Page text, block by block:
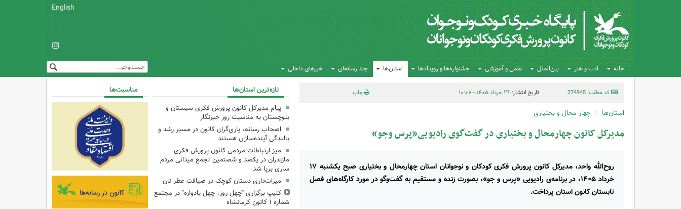
English
خانه ادب و هنر بین‌الملل علمی و آموزشی جشنواره‌ها و رویدادها استان‌ها چند رسانه‌ای خبرهای داخلی
کد مطلب: 374945 تاریخ انتشار:۲۶ خرداد ۱۴۰۵ - ۱۰:۰۷ چاپ
استان‌ها چهار محال و بختیاری
مدیرکل کانون چهارمحال و بختیاری در گفت‌گوی رادیویی«پرس وجو»
روح‌الله واحد، مدیرکل کانون پرورش فکری کودکان و نوجوانان استان چهارمحال و بختیاری صبح یکشنبه ۱۷
خرداد ۱۴۰۵، در برنامه‌ی رادیویی «پرس و جو»، بصورت زنده و مستقیم به گفت‌وگو در مورد کارگاه‌های فصل
تابستان کانون استان پرداخت.
تازه‌ترین استان‌ها
پیام مدیرکل کانون پرورش فکری سیستان و
بلوچستان به مناسبت روز خبرنگار
اصحاب رسانه، یاری‌گران کانون در مسیر رشد و
بالندگی آینده‌سازان هستند
میز ارتباطات مردمی کانون پرورش فکری
مازندران در یکصد و شصتمین تجمع میدانی مردم
ساری برپا شد
میراث‌داری دستان کوچک در ضیافت عطر نان
کلیپ برگزاری "چهل روز، چهل یادواره" در مجتمع
شماره ۱ کانون کرمانشاه
مناسبت‌ها